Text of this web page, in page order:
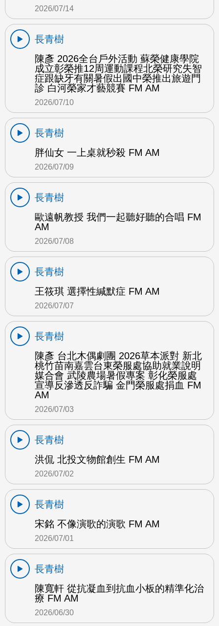
2026/07/14
長青樹
陳彥 2026全台戶外活動 蘇榮健康學院
成立彰榮推12周運動課程北榮研究失智
症跟缺牙有關暑假出國中榮推出旅遊門
診 白河榮家才藝競賽 FM AM
2026/07/10
長青樹
胖仙女 一上桌就秒殺 FM AM
2026/07/09
長青樹
歐遠帆教授 我們一起聽好聽的合唱 FM
AM
2026/07/08
長青樹
王筱琪 選擇性緘默症 FM AM
2026/07/07
長青樹
陳彥 台北木偶劇團 2026草本派對 新北
桃竹苗南嘉雲台東榮服處協助就業說明
媒合會 武陵農場暑假專案 彰化榮服處
宣導反滲透反詐騙 金門榮服處捐血 FM
AM
2026/07/03
長青樹
洪侃 北投文物館創生 FM AM
2026/07/02
長青樹
宋銘 不像演歌的演歌 FM AM
2026/07/01
長青樹
陳寬軒 從抗凝血到抗血小板的精準化治
療 FM AM
2026/06/30